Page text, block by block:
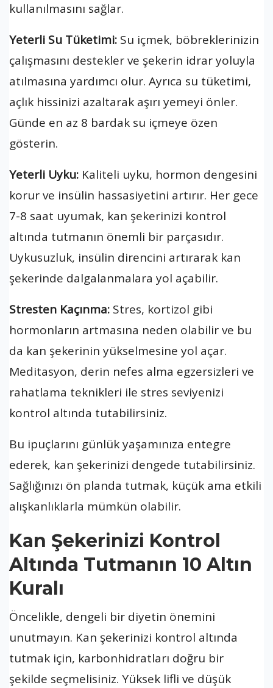
kullanılmasını sağlar.
Yeterli Su Tüketimi: Su içmek, böbreklerinizin
çalışmasını destekler ve şekerin idrar yoluyla
atılmasına yardımcı olur. Ayrıca su tüketimi,
açlık hissinizi azaltarak aşırı yemeyi önler.
Günde en az 8 bardak su içmeye özen
gösterin.
Yeterli Uyku: Kaliteli uyku, hormon dengesini
korur ve insülin hassasiyetini artırır. Her gece
7-8 saat uyumak, kan şekerinizi kontrol
altında tutmanın önemli bir parçasıdır.
Uykusuzluk, insülin direncini artırarak kan
şekerinde dalgalanmalara yol açabilir.
Stresten Kaçınma: Stres, kortizol gibi
hormonların artmasına neden olabilir ve bu
da kan şekerinin yükselmesine yol açar.
Meditasyon, derin nefes alma egzersizleri ve
rahatlama teknikleri ile stres seviyenizi
kontrol altında tutabilirsiniz.
Bu ipuçlarını günlük yaşamınıza entegre
ederek, kan şekerinizi dengede tutabilirsiniz.
Sağlığınızı ön planda tutmak, küçük ama etkili
alışkanlıklarla mümkün olabilir.
Kan Şekerinizi Kontrol
Altında Tutmanın 10 Altın
Kuralı
Öncelikle, dengeli bir diyetin önemini
unutmayın. Kan şekerinizi kontrol altında
tutmak için, karbonhidratları doğru bir
şekilde seçmelisiniz. Yüksek lifli ve düşük